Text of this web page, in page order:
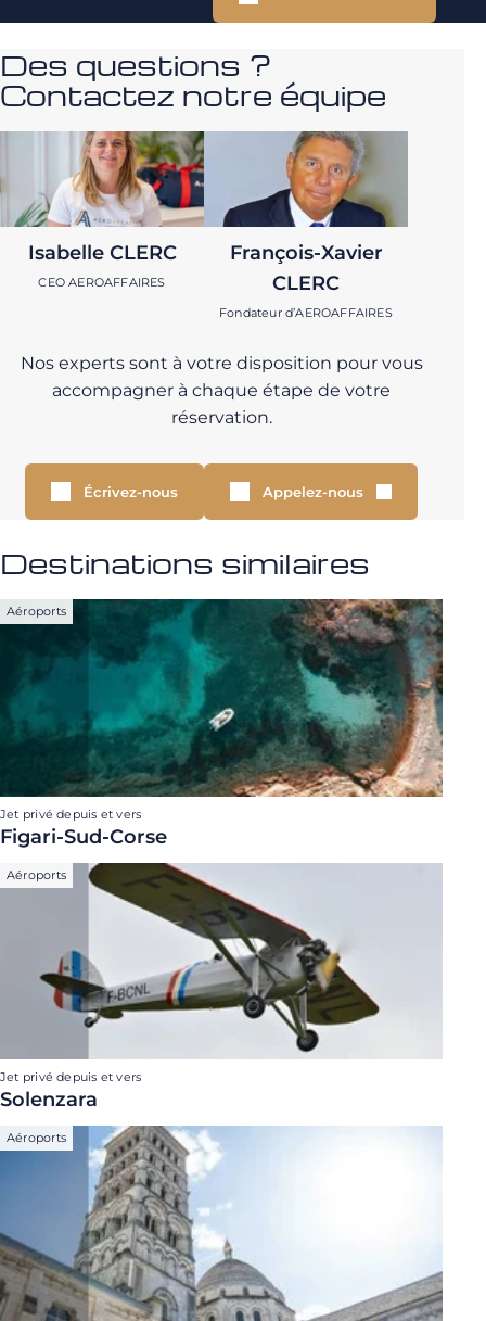
Des questions ?
Contactez notre équipe
Isabelle CLERC
CEO AEROAFFAIRES
François-Xavier
CLERC
Fondateur d’AEROAFFAIRES
Nos experts sont à votre disposition pour vous
accompagner à chaque étape de votre
réservation.
Écrivez-nous Appelez-nous
Destinations similaires
Aéroports
Jet privé depuis et vers
Figari-Sud-Corse
Aéroports
Jet privé depuis et vers
Solenzara
Aéroports